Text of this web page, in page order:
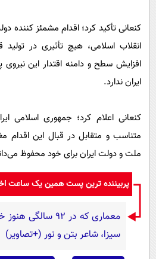
کنعانی تأکید کرد؛ اقدام مشمئز کننده
انقلاب اسلامی، هیچ تأثیری در
افزایش سطح و دامنه اقتدار این نیروی
ایران ندارد.
کنعانی اعلام کرد؛ جمهوری اسلامی
متناسب و متقابل در قبال این اقدام
ملت و دولت ایران برای خود محفوظ
پربیننده ترین پست همین یک ساعت
معماری که در 92
سیزا، شاعر بتن و نور (+تصاویر)